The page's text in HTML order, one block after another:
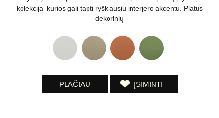
kolekcija, kurios gali tapti ryškiausiu interjero akcentu. Platus
dekorinių
PLAČIAU ĮSIMINTI